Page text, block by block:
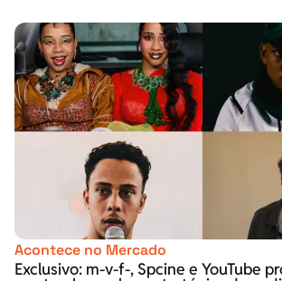
Acontece no Mercado
Exclusivo: m-v-f-, Spcine e YouTube